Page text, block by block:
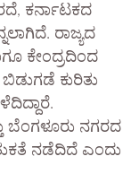
ಕರ್ನಾಟಕದ
ರಾಜ್ಯದ
ಕೇಂದ್ರದಿಂದ
ಕುರಿತು
ಬೆಂಗಳೂರು ನಗರದ
ನಡೆದಿದೆ ಎಂದು